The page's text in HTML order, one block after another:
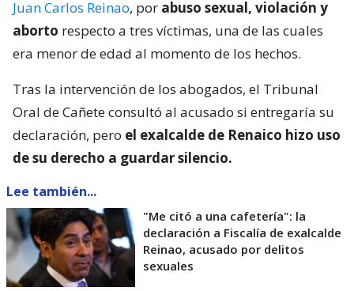
Juan Carlos Reinao, por abuso sexual, violación y
aborto respecto a tres víctimas, una de las cuales
era menor de edad al momento de los hechos.
Tras la intervención de los abogados, el Tribunal
Oral de Cañete consultó al acusado si entregaría su
declaración, pero el exalcalde de Renaico hizo uso
de su derecho a guardar silencio.
Lee también...
"Me citó a una cafetería": la
declaración a Fiscalía de exalcalde
Reinao, acusado por delitos
sexuales